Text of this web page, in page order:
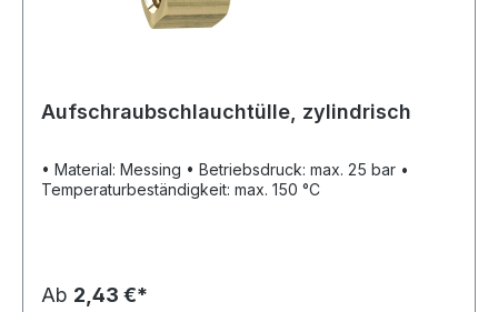
Aufschraubschlauchtülle, zylindrisch
• Material: Messing • Betriebsdruck: max. 25 bar •
Temperaturbeständigkeit: max. 150 °C
Ab 2,43 €*